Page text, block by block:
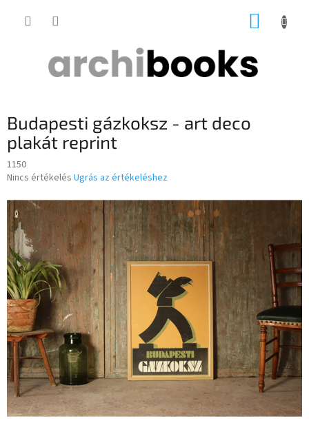
KOSÁR
Budapesti gázkoksz - art deco
plakát reprint
1150
A
átlagos
értékelése
5-
ből
0,0
csillag.
Nincs értékelés Ugrás az értékeléshez